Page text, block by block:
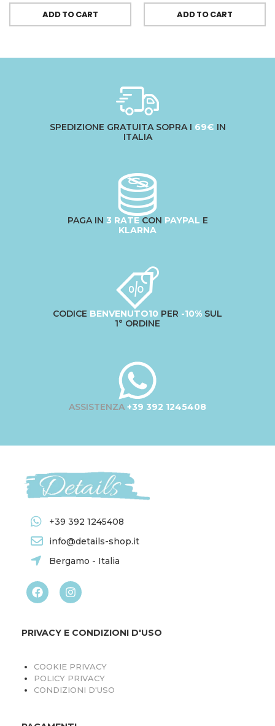
ADD TO CART ADD TO CART
SPEDIZIONE GRATUITA SOPRA I 69€ IN
ITALIA
PAGA IN 3 RATECON PAYPAL E
KLARNA
CODICE BENVENUTO10 PER -10% SUL
1° ORDINE
ASSISTENZA +39 392 1245408
+39 392 1245408
info@details-shop.it
Bergamo - Italia
PRIVACY E CONDIZIONI D'USO
COOKIE PRIVACY
POLICY PRIVACY
CONDIZIONI D'USO